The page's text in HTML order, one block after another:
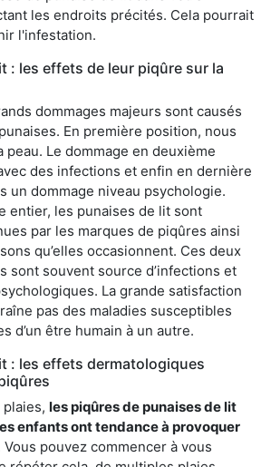
les endroits précités. Cela pourrait
l'infestation.
: les effets de leur piqûre sur la
dommages majeurs sont causés
En première position, nous
peau. Le dommage en deuxième
des infections et enfin en dernière
un dommage niveau psychologie.
entier, les punaises de lit sont
par les marques de piqûres ainsi
qu’elles occasionnent. Ces deux
sont souvent source d’infections et
La grande satisfaction
pas des maladies susceptibles
d’un être humain à un autre.
: les effets dermatologiques
les piqûres de punaises de lit
enfants ont tendance à provoquer
Vous pouvez commencer à vous